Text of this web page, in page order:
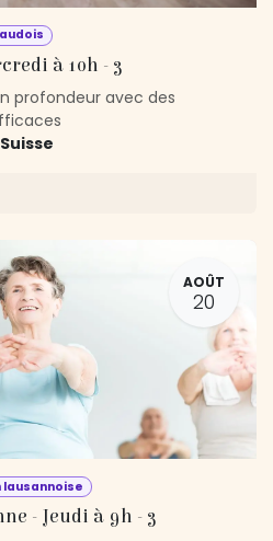
à 10h - 3
profondeur avec des
Suisse
AOÛT
20
lausannoise
- Jeudi à 9h - 3